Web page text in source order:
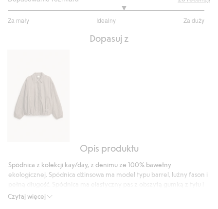
Za mały Idealny Za duży
na
Dopasuj z
bluzon
denimu
Opis produktu
Czytaj więcej
Spódnica z kolekcji kay/day, z denimu ze 100% bawełny
ekologicznej. Spódnica dżinsowa ma model typu barrel, luźny fason i
gładkim przodem, lekko przesunięte szwy z kieszeniami w szwach